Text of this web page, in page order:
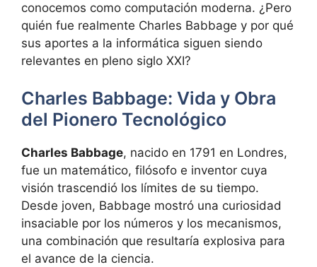
conocemos como computación moderna. ¿Pero
quién fue realmente Charles Babbage y por qué
sus aportes a la informática siguen siendo
relevantes en pleno siglo XXI?
Charles Babbage: Vida y Obra
del Pionero Tecnológico
Charles Babbage, nacido en 1791 en Londres,
fue un matemático, filósofo e inventor cuya
visión trascendió los límites de su tiempo.
Desde joven, Babbage mostró una curiosidad
insaciable por los números y los mecanismos,
una combinación que resultaría explosiva para
el avance de la ciencia.